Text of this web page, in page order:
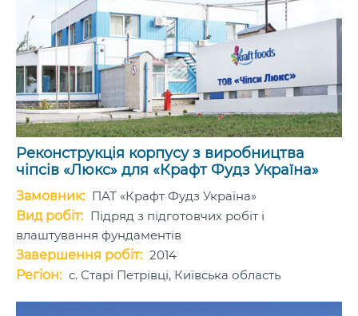
Реконструкція корпусу з виробництва
чіпсів «Люкс» для «Крафт Фудз Україна»
Замовник: ПАТ «Крафт Фудз Україна»
Вид робіт: Підряд з підготовчих робіт і
влаштування фундаментів
Завершення робіт: 2014
Регіон: с. Старі Петрівці, Київська область